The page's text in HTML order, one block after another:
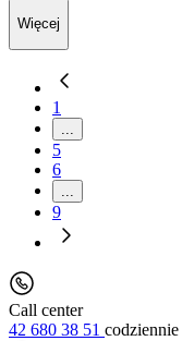
Więcej
1
5
6
9
Call center
42 680 38 51 codziennie